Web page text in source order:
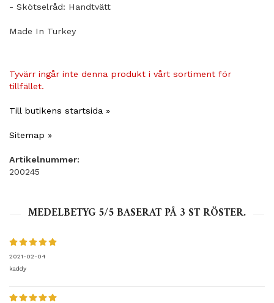
- Skötselråd: Handtvätt
Made In Turkey
Tyvärr ingår inte denna produkt i vårt sortiment för
tillfället.
Till butikens startsida »
Sitemap »
Artikelnummer:
200245
MEDELBETYG 5/5 BASERAT PÅ 3 ST RÖSTER.
2021-02-04
kaddy